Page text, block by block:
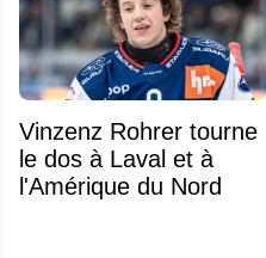
Vinzenz Rohrer tourne
le dos à Laval et à
l'Amérique du Nord